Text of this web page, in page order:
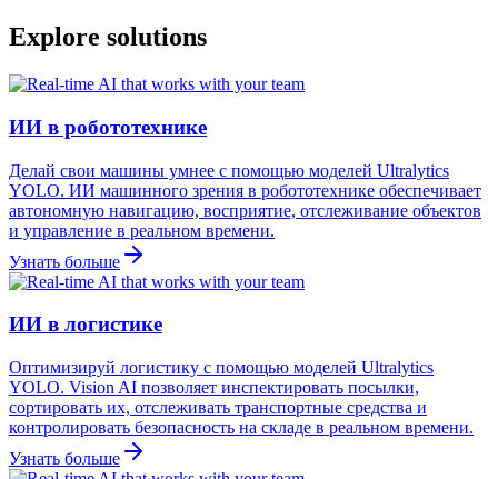
Explore solutions
ИИ в робототехнике
Делай свои машины умнее с помощью моделей Ultralytics
YOLO. ИИ машинного зрения в робототехнике обеспечивает
автономную навигацию, восприятие, отслеживание объектов
и управление в реальном времени.
Узнать больше
ИИ в логистике
Оптимизируй логистику с помощью моделей Ultralytics
YOLO. Vision AI позволяет инспектировать посылки,
сортировать их, отслеживать транспортные средства и
контролировать безопасность на складе в реальном времени.
Узнать больше